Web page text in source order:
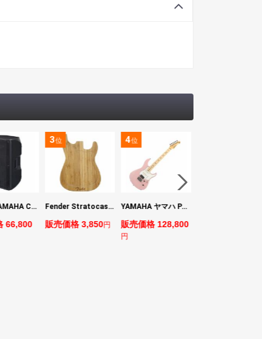
3位
Fender Stratocaster Cutting Board カッティングボード（まな板）
販売価格 3,850円
4位
YAMAHA ヤマハ PACS+12M ASP Pacifica Standard Plus パシフィカスタンダードプラス エレキギター
販売価格 128,800
位
販売価格 24,200